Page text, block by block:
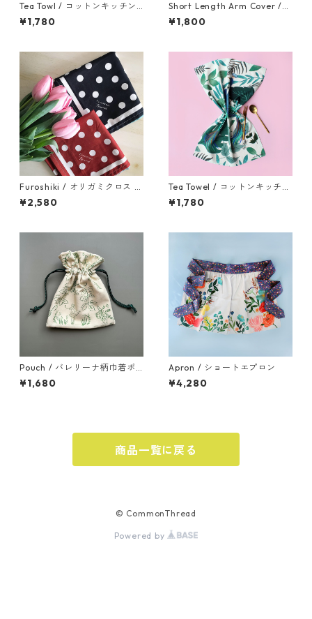
Tea Towl / コットンキッチン
タオル【ひな祭り】
¥1,780
Short Length Arm Cover /
アームカバー
¥1,800
Furoshiki / オリガミクロス ー
スカーフ風呂敷 Mサイズー
¥2,580
Tea Towel / コットンキッチン
タオル【孔雀】
¥1,780
Pouch / バレリーナ柄巾着ポ
ーチ＜小サイズ＞
¥1,680
Apron / ショートエプロン
¥4,280
商品一覧に戻る
© CommonThread
Powered by